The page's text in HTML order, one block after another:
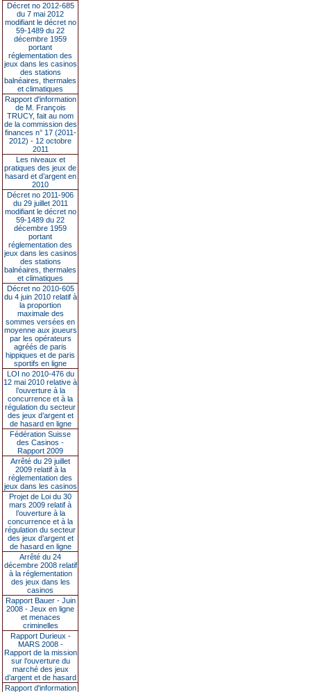
Décret no 2012-685
du 7 mai 2012
modifiant le décret no
59-1489 du 22
décembre 1959
portant
réglementation des
jeux dans les casinos
des stations
balnéaires, thermales
et climatiques
Rapport d'information
de M. François
TRUCY, fait au nom
de la commission des
finances n° 17 (2011-
2012) - 12 octobre
2011
Les niveaux et
pratiques des jeux de
hasard et d’argent en
2010
Décret no 2011-906
du 29 juillet 2011
modifiant le décret no
59-1489 du 22
décembre 1959
portant
réglementation des
jeux dans les casinos
des stations
balnéaires, thermales
et climatiques
Décret no 2010-605
du 4 juin 2010 relatif à
la proportion
maximale des
sommes versées en
moyenne aux joueurs
par les opérateurs
agréés de paris
hippiques et de paris
sportifs en ligne
LOI no 2010-476 du
12 mai 2010 relative à
l’ouverture à la
concurrence et à la
régulation du secteur
des jeux d’argent et
de hasard en ligne
Fédération Suisse
des Casinos -
Rapport 2009
Arrêté du 29 juillet
2009 relatif à la
réglementation des
jeux dans les casinos
Projet de Loi du 30
mars 2009 relatif à
l’ouverture à la
concurrence et à la
régulation du secteur
des jeux d’argent et
de hasard en ligne
Arrêté du 24
décembre 2008 relatif
à la réglementation
des jeux dans les
casinos
Rapport Bauer - Juin
2008 - Jeux en ligne
et menaces
criminelles
Rapport Durieux -
MARS 2008 -
Rapport de la mission
sur l’ouverture du
marché des jeux
d’argent et de hasard
Rapport d'information